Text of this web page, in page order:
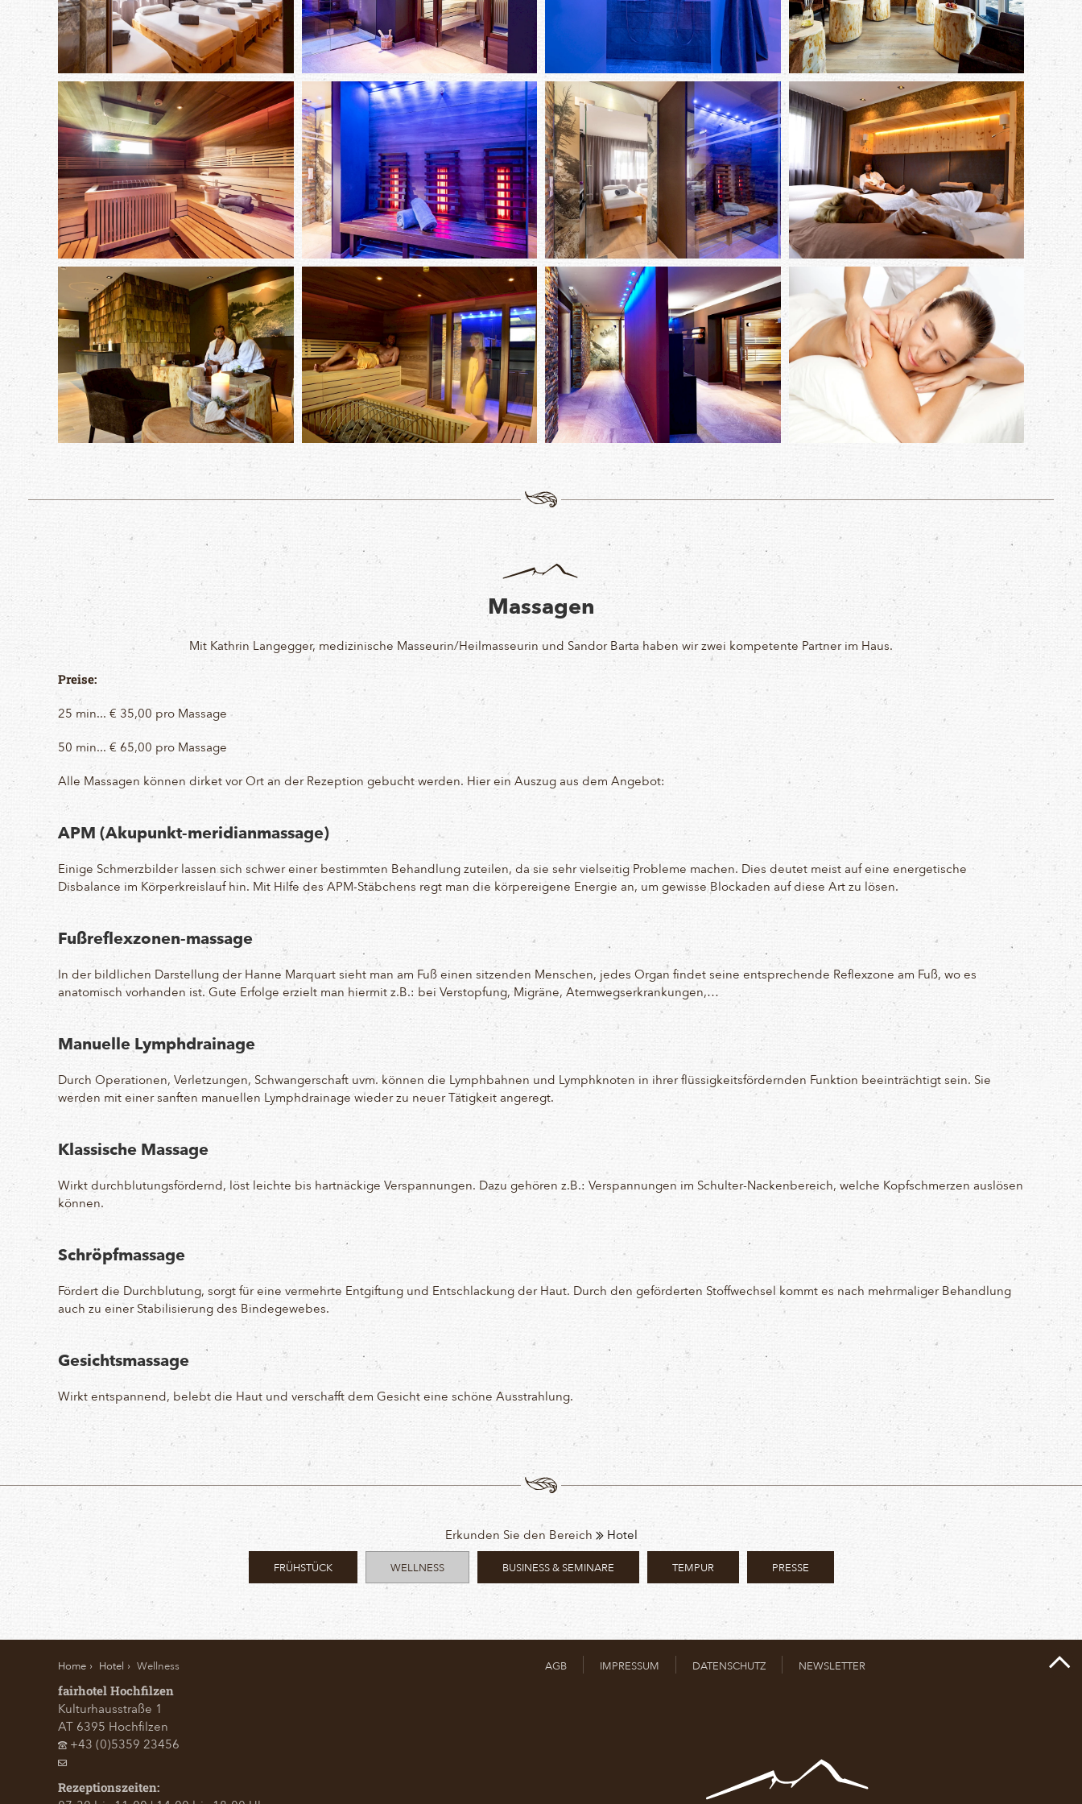
Massagen
Mit Kathrin Langegger, medizinische Masseurin/Heilmasseurin und Sandor Barta haben wir zwei kompetente Partner im Haus.
Preise:
25 min... € 35,00 pro Massage
50 min... € 65,00 pro Massage
Alle Massagen können dirket vor Ort an der Rezeption gebucht werden. Hier ein Auszug aus dem Angebot:
APM (Akupunkt-meridianmassage)
Einige Schmerzbilder lassen sich schwer einer bestimmten Behandlung zuteilen, da sie sehr vielseitig Probleme machen. Dies deutet meist auf eine energetische
Disbalance im Körperkreislauf hin. Mit Hilfe des APM-Stäbchens regt man die körpereigene Energie an, um gewisse Blockaden auf diese Art zu lösen.
Fußreflexzonen-massage
In der bildlichen Darstellung der Hanne Marquart sieht man am Fuß einen sitzenden Menschen, jedes Organ findet seine entsprechende Reflexzone am Fuß, wo es
anatomisch vorhanden ist. Gute Erfolge erzielt man hiermit z.B.: bei Verstopfung, Migräne, Atemwegserkrankungen,…
Manuelle Lymphdrainage
Durch Operationen, Verletzungen, Schwangerschaft uvm. können die Lymphbahnen und Lymphknoten in ihrer flüssigkeitsfördernden Funktion beeinträchtigt sein. Sie
werden mit einer sanften manuellen Lymphdrainage wieder zu neuer Tätigkeit angeregt.
Klassische Massage
Wirkt durchblutungsfördernd, löst leichte bis hartnäckige Verspannungen. Dazu gehören z.B.: Verspannungen im Schulter-Nackenbereich, welche Kopfschmerzen auslösen
können.
Schröpfmassage
Fördert die Durchblutung, sorgt für eine vermehrte Entgiftung und Entschlackung der Haut. Durch den geförderten Stoffwechsel kommt es nach mehrmaliger Behandlung
auch zu einer Stabilisierung des Bindegewebes.
Gesichtsmassage
Wirkt entspannend, belebt die Haut und verschafft dem Gesicht eine schöne Ausstrahlung.
Erkunden Sie den Bereich Hotel
FRÜHSTÜCK WELLNESS BUSINESS & SEMINARE TEMPUR PRESSE
Home Hotel Wellness AGB IMPRESSUM DATENSCHUTZ NEWSLETTER
fairhotel Hochfilzen
Kulturhausstraße 1
AT 6395 Hochfilzen
+43 (0)5359 23456
Rezeptionszeiten: